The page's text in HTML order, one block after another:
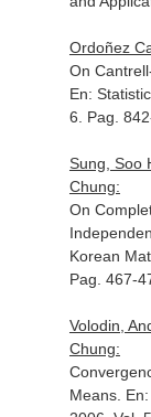
Ordoñez
On
En:
6. Pag.
Sung, Soo
Chung:
On
Korean
Pag. 467-
Volodin,
Chung:
Means.